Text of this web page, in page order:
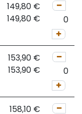
149,80 €
149,80 €
153,90 €
153,90 €
158,10 €